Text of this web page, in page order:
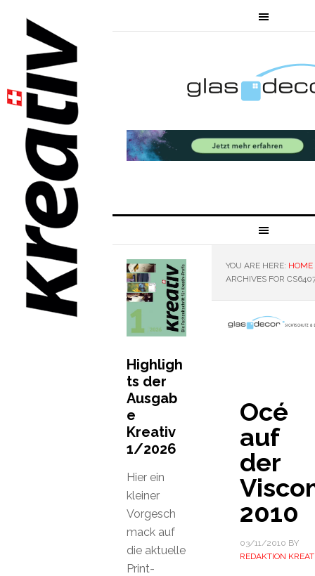
YOU ARE HERE: HOME
ARCHIVES FOR
Océ
auf
der
2010
03/11/2010 BY
REDAKTION
Highligh
ts der
Ausgab
e
Kreativ
1/2026
Hier ein
kleiner
Vorgesch
mack auf
die aktuelle
Print-